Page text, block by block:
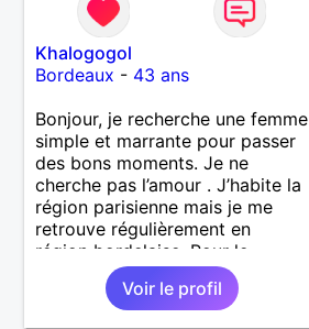
Khalogogol
Bordeaux - 43 ans
Bonjour, je recherche une femme
simple et marrante pour passer
des bons moments. Je ne
cherche pas l’amour . J’habite la
région parisienne mais je me
retrouve régulièrement en
région bordelaise. Pour le
boulot. Je n’aime pas manger
seul ni dormir seul. C’est pour
cela que je suis sollicite une
Voir le profil